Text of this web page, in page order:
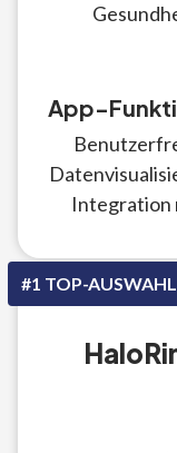
App-
Integration
#1 TOP-AUSWAHL